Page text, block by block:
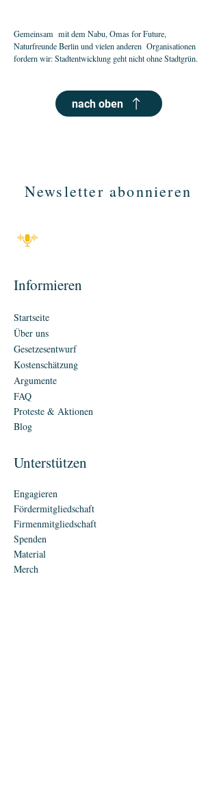
Gemeinsam mit dem Nabu, Omas for Future,
Naturfreunde Berlin und vielen anderen Organisationen
fordern wir: Stadtentwicklung geht nicht ohne Stadtgrün.
nach oben
Newsletter abonnieren
Informieren
Startseite
Über uns
Gesetzesentwurf
Kostenschätzung
Argumente
FAQ
Proteste & Aktionen
Blog
Unterstützen
Engagieren
Fördermitgliedschaft
Firmenmitgliedschaft
Spenden
Material
Merch